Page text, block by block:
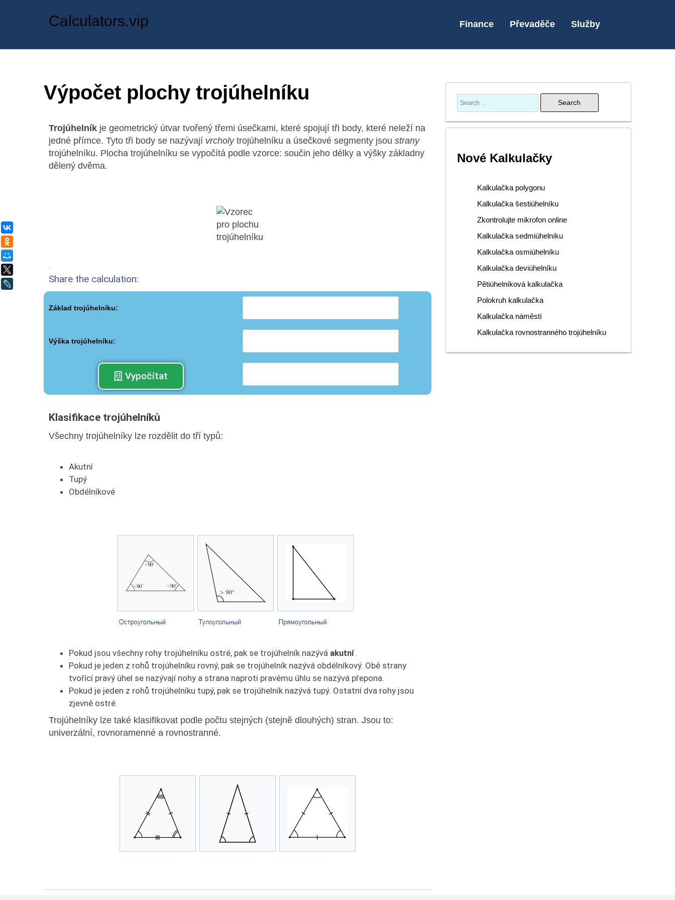
Calculators.vip Finance Převaděče Služby
Výpočet plochy trojúhelníku
Trojúhelník je geometrický útvar tvořený třemi úsečkami, které spojují tři body, které neleží na
jedné přímce. Tyto tři body se nazývají vrcholy trojúhelníku a úsečkové segmenty jsou strany
trojúhelníku. Plocha trojúhelníku se vypočítá podle vzorce: součin jeho délky a výšky základny
dělený dvěma.
Share the calculation:
Základ trojúhelníku:
Výška trojúhelníku:
Vypočítat
Klasifikace trojúhelníků
Všechny trojúhelníky lze rozdělit do tří typů:
Akutní
Tupý
Obdélníkové
Pokud jsou všechny rohy trojúhelníku ostré, pak se trojúhelník nazývá akutní .
Pokud je jeden z rohů trojúhelníku rovný, pak se trojúhelník nazývá obdélníkový. Obě strany
tvořící pravý úhel se nazývají nohy a strana naproti pravému úhlu se nazývá přepona.
Pokud je jeden z rohů trojúhelníku tupý, pak se trojúhelník nazývá tupý. Ostatní dva rohy jsou
zjevně ostré.
Trojúhelníky lze také klasifikovat podle počtu stejných (stejně dlouhých) stran. Jsou to:
univerzální, rovnoramenné a rovnostranné.
Nové Kalkulačky
Kalkulačka polygonu
Kalkulačka šestiúhelníku
Zkontrolujte mikrofon online
Kalkulačka sedmiúhelníku
Kalkulačka osmiúhelníku
Kalkulačka deviúhelníku
Pětiúhelníková kalkulačka
Polokruh kalkulačka
Kalkulačka náměstí
Kalkulačka rovnostranného trojúhelníku
LiveJournal